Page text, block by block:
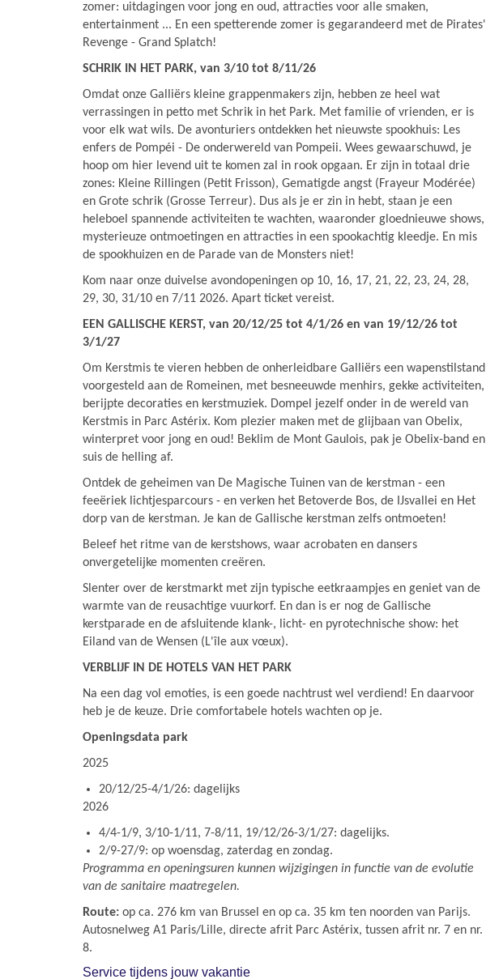
zomer: uitdagingen voor jong en oud, attracties voor alle smaken,
entertainment ... En een spetterende zomer is gegarandeerd met de Pirates'
Revenge - Grand Splatch!
SCHRIK IN HET PARK, van 3/10 tot 8/11/26
Omdat onze Galliërs kleine grappenmakers zijn, hebben ze heel wat
verrassingen in petto met Schrik in het Park. Met familie of vrienden, er is
voor elk wat wils. De avonturiers ontdekken het nieuwste spookhuis: Les
enfers de Pompéi - De onderwereld van Pompeii. Wees gewaarschuwd, je
hoop om hier levend uit te komen zal in rook opgaan. Er zijn in totaal drie
zones: Kleine Rillingen (Petit Frisson), Gematigde angst (Frayeur Modérée)
en Grote schrik (Grosse Terreur). Dus als je er zin in hebt, staan je een
heleboel spannende activiteiten te wachten, waaronder gloednieuwe shows,
mysterieuze ontmoetingen en attracties in een spookachtig kleedje. En mis
de spookhuizen en de Parade van de Monsters niet!
Kom naar onze duivelse avondopeningen op 10, 16, 17, 21, 22, 23, 24, 28,
29, 30, 31/10 en 7/11 2026. Apart ticket vereist.
EEN GALLISCHE KERST, van 20/12/25 tot 4/1/26 en van 19/12/26 tot
3/1/27
Om Kerstmis te vieren hebben de onherleidbare Galliërs een wapenstilstand
voorgesteld aan de Romeinen, met besneeuwde menhirs, gekke activiteiten,
berijpte decoraties en kerstmuziek. Dompel jezelf onder in de wereld van
Kerstmis in Parc Astérix. Kom plezier maken met de glijbaan van Obelix,
winterpret voor jong en oud! Beklim de Mont Gaulois, pak je Obelix-band en
suis de helling af.
Ontdek de geheimen van De Magische Tuinen van de kerstman - een
feeëriek lichtjesparcours - en verken het Betoverde Bos, de IJsvallei en Het
dorp van de kerstman. Je kan de Gallische kerstman zelfs ontmoeten!
Beleef het ritme van de kerstshows, waar acrobaten en dansers
onvergetelijke momenten creëren.
Slenter over de kerstmarkt met zijn typische eetkraampjes en geniet van de
warmte van de reusachtige vuurkorf. En dan is er nog de Gallische
kerstparade en de afsluitende klank-, licht- en pyrotechnische show: het
Eiland van de Wensen (L'île aux vœux).
VERBLIJF IN DE HOTELS VAN HET PARK
Na een dag vol emoties, is een goede nachtrust wel verdiend! En daarvoor
heb je de keuze. Drie comfortabele hotels wachten op je.
Openingsdata park
2025
20/12/25-4/1/26: dagelijks
2026
4/4-1/9, 3/10-1/11, 7-8/11, 19/12/26-3/1/27: dagelijks.
2/9-27/9: op woensdag, zaterdag en zondag.
Programma en openingsuren kunnen wijzigingen in functie van de evolutie
van de sanitaire maatregelen.
Route: op ca. 276 km van Brussel en op ca. 35 km ten noorden van Parijs.
Autosnelweg A1 Paris/Lille, directe afrit Parc Astérix, tussen afrit nr. 7 en nr.
8.
Service tijdens jouw vakantie